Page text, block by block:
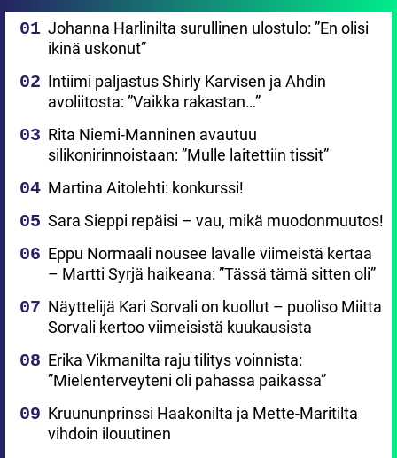
Johanna Harlinilta surullinen ulostulo: ”En olisi
ikinä uskonut”
Intiimi paljastus Shirly Karvisen ja Ahdin
avoliitosta: ”Vaikka rakastan…”
Rita Niemi-Manninen avautuu
silikonirinnoistaan: ”Mulle laitettiin tissit”
Martina Aitolehti: konkurssi!
Sara Sieppi repäisi – vau, mikä muodonmuutos!
Eppu Normaali nousee lavalle viimeistä kertaa
– Martti Syrjä haikeana: ”Tässä tämä sitten oli”
Näyttelijä Kari Sorvali on kuollut – puoliso Miitta
Sorvali kertoo viimeisistä kuukausista
Erika Vikmanilta raju tilitys voinnista:
”Mielenterveyteni oli pahassa paikassa”
Kruununprinssi Haakonilta ja Mette-Maritilta
vihdoin ilouutinen